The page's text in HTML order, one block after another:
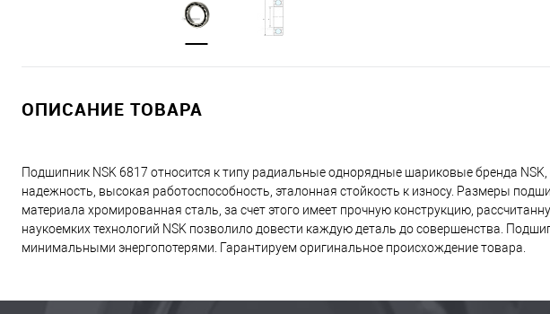
ОПИСАНИЕ ТОВАРА
Подшипник NSK 6817 относится к типу радиальные однорядные шариковые бренда
надежность, высокая работоспособность, эталонная стойкость к износу. Размеры
материала хромированная сталь, за счет этого имеет прочную конструкцию,
наукоемких технологий NSK позволило довести каждую деталь до совершенства.
минимальными энергопотерями. Гарантируем оригинальное происхождение товара.